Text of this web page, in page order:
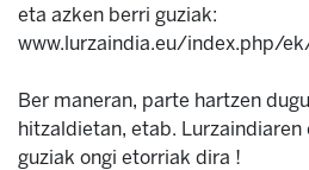
eta azken berri guziak:
www.lurzaindia.eu/index.php/
Ber maneran, parte hartzen
hitzaldietan, etab.
guziak ongi etorriak dira !